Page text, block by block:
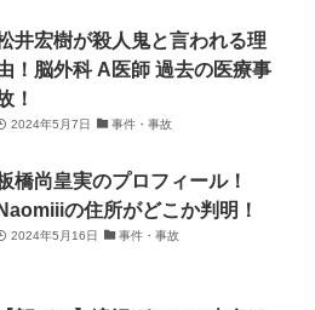
井宏樹が殺人鬼と言われる理
！脳外科 A医師 過去の医療事
！
2024年5月7日 事件・事故
橋尚皇実のプロフィール！
の住所がどこか判明！
2024年5月16日 事件・事故